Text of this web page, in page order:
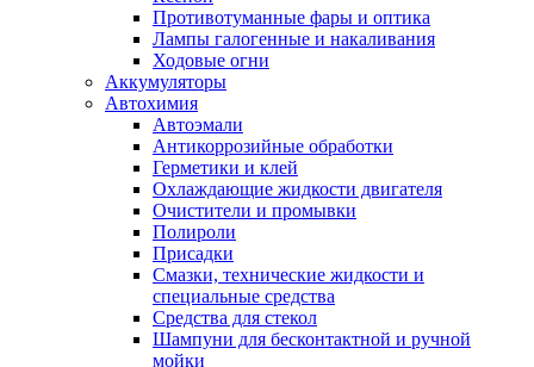
Противотуманные фары и оптика
Лампы галогенные и накаливания
Ходовые огни
Аккумуляторы
Автохимия
Автоэмали
Антикоррозийные обработки
Герметики и клей
Охлаждающие жидкости двигателя
Очистители и промывки
Полироли
Присадки
Смазки, технические жидкости и
специальные средства
Средства для стекол
Шампуни для бесконтактной и ручной
мойки